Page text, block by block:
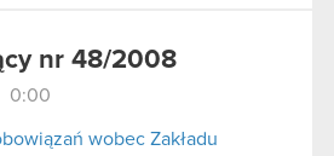
nr 48/2008
0:00
wobec Zakładu